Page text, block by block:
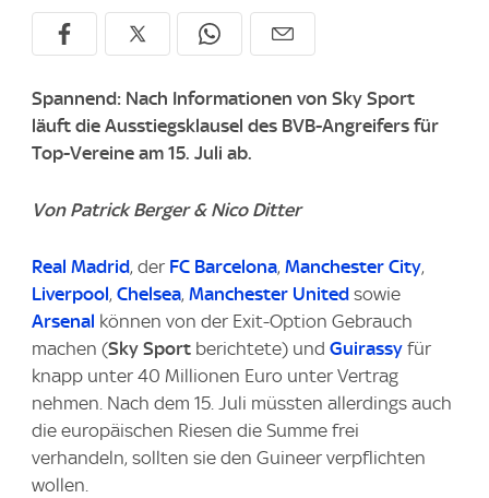
Spannend: Nach Informationen von Sky Sport
läuft die Ausstiegsklausel des BVB-Angreifers für
Top-Vereine am 15. Juli ab.
Von Patrick Berger & Nico Ditter
Real Madrid, der FC Barcelona, Manchester City,
Liverpool, Chelsea, Manchester United sowie
Arsenal können von der Exit-Option Gebrauch
machen (Sky Sport berichtete) und Guirassy für
knapp unter 40 Millionen Euro unter Vertrag
nehmen. Nach dem 15. Juli müssten allerdings auch
die europäischen Riesen die Summe frei
verhandeln, sollten sie den Guineer verpflichten
wollen.